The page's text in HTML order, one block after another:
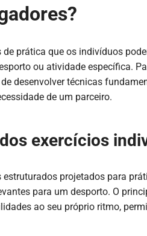
prática que os indivíduos
ou atividade específica.
desenvolver técnicas
de um parceiro.
exercícios
projetados para
para um desporto. O
ao seu próprio ritmo,